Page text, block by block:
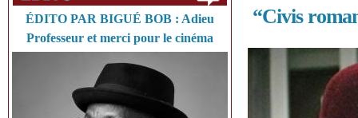
ÉDITO PAR BIGUÉ BOB : Adieu
Professeur et merci pour le cinéma
“Civis